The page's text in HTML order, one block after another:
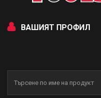
ВАШИЯТ ПРОФИЛ